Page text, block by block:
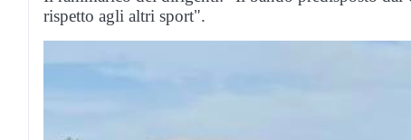
rispetto agli altri sport".